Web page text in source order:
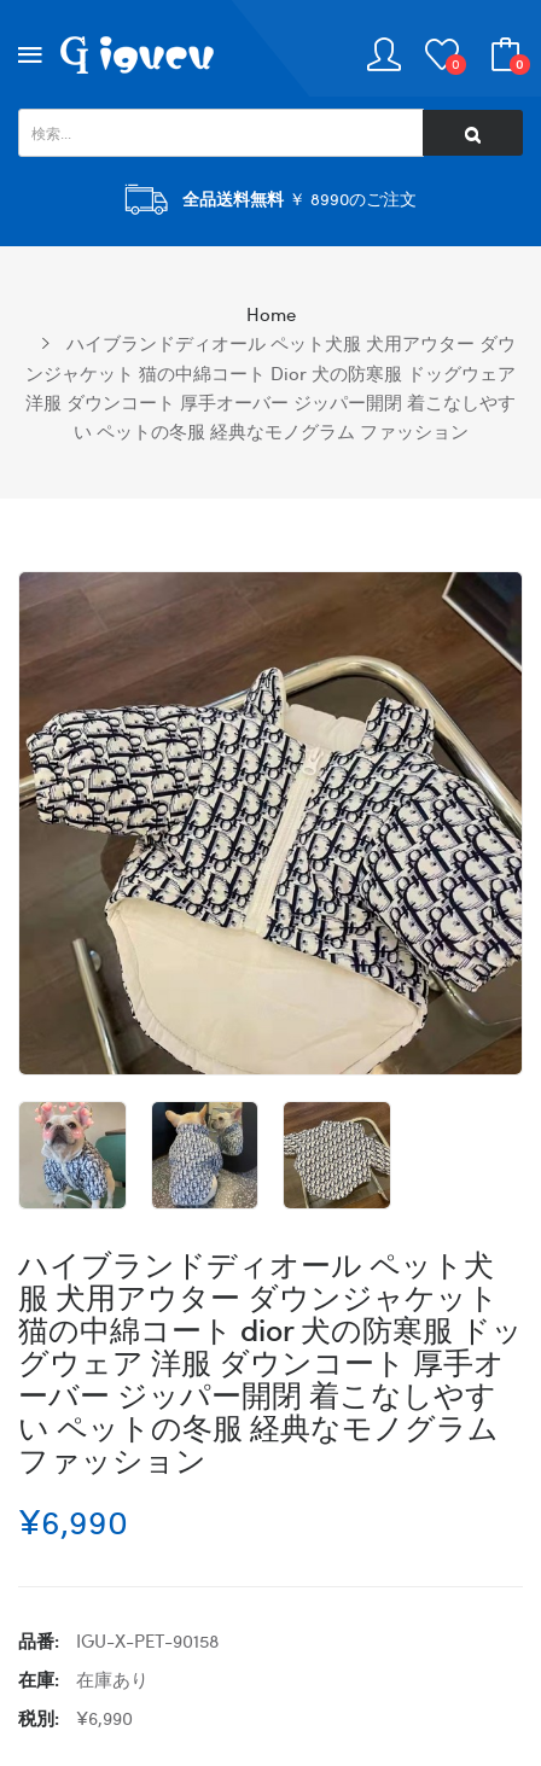
0 0
全品送料無料￥ 8990のご注文
Home
ハイブランドディオール ペット犬服 犬用アウター ダウ
ンジャケット 猫の中綿コート Dior 犬の防寒服 ドッグウェア
洋服 ダウンコート 厚手オーバー ジッパー開閉 着こなしやす
い ペットの冬服 経典なモノグラム ファッション
ハイブランドディオール ペット犬
服 犬用アウター ダウンジャケット
猫の中綿コート dior 犬の防寒服 ドッ
グウェア 洋服 ダウンコート 厚手オ
ーバー ジッパー開閉 着こなしやす
い ペットの冬服 経典なモノグラム
ファッション
¥6,990
品番:
IGU-X-PET-90158
在庫:
在庫あり
税別:
¥6,990